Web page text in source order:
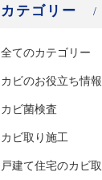
カテゴリー
全てのカテゴリー
カビのお役立ち情報
カビ菌検査
カビ取り施工
戸建て住宅のカビ